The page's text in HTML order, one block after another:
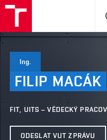
Ing.
FILIP MACÁK
FIT, UITS – VĚDECKÝ
ODESLAT VUT ZPRÁVU